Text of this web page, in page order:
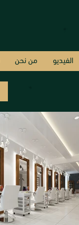
الفيديو من نحن